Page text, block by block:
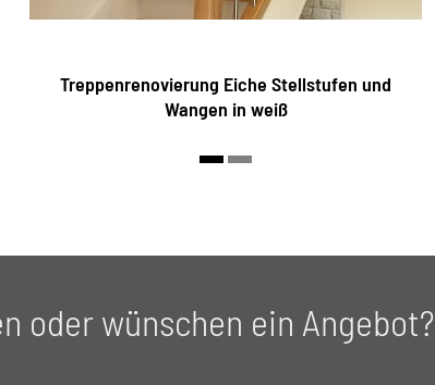
Treppenrenovierung Eiche Stellstufen und
Wangen in weiß
oder wünschen ein Angebot?